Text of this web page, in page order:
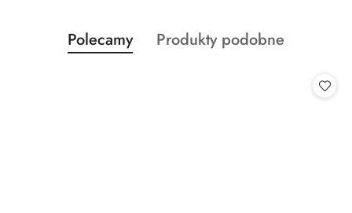
Pomiń karuzelę produktów
Produkty
o
Polecamy
Produkty
Produkty podobne